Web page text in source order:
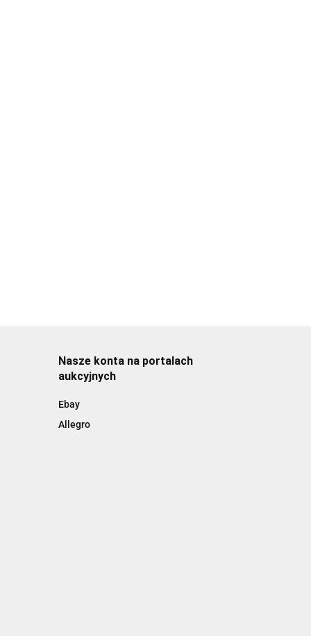
Nasze konta na portalach
aukcyjnych
Ebay
Allegro